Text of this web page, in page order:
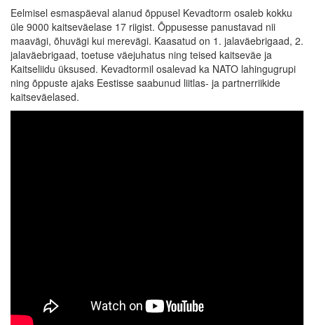
Eelmisel esmaspäeval alanud õppusel Kevadtorm osaleb kokku
üle 9000 kaitseväelase 17 riigist. Õppusesse panustavad nii
maavägi, õhuvägi kui merevägi. Kaasatud on 1. jalaväebrigaad, 2.
jalaväebrigaad, toetuse väejuhatus ning teised kaitseväe ja
Kaitseliidu üksused. Kevadtormil osalevad ka NATO lahingugrupi
ning õppuste ajaks Eestisse saabunud liitlas- ja partnerriikide
kaitseväelased.